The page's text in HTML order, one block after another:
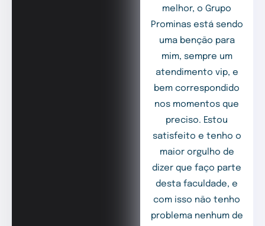
melhor, o Grupo
Prominas está sendo
uma benção para
mim, sempre um
atendimento vip, e
bem correspondido
nos momentos que
preciso. Estou
satisfeito e tenho o
maior orgulho de
dizer que faço parte
desta faculdade, e
com isso não tenho
problema nenhum de